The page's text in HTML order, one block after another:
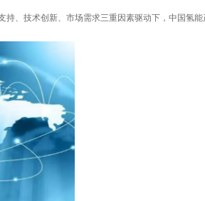
、技术创新、市场需求三重因素驱动下，中国氢